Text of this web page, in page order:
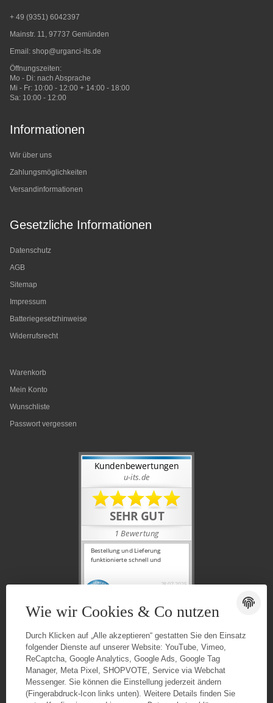
+ 49 (9351) 6042397
Mainstr. 11, 97737 Gemünden
Email: shop@urganci-its.de
Öffnungszeiten:
Mo - Di: nach Absprache
Mi - Fr: 10:00 - 12:00 + 14:00 - 18:00
Sa: 10:00 - 12:00
Informationen
Wir über uns
Zahlungsmöglichkeiten
Versandinformationen
Gesetzliche Informationen
Datenschutz
AGB
Sitemap
Impressum
Batteriegesetzhinweise
Widerrufsrecht
Warenkorb
Mein Konto
Wunschliste
Passwort vergessen
Wie wir Cookies & Co nutzen
Durch Klicken auf „Alle akzeptieren“ gestatten Sie den Einsatz
folgender Dienste auf unserer Website: YouTube, Vimeo,
ReCaptcha, Google Analytics, Google Ads, Google Tag
Manager, Meta Pixel, SHOPVOTE, Service via Webchat
Messenger. Sie können die Einstellung jederzeit ändern
(Fingerabdruck-Icon links unten). Weitere Details finden Sie